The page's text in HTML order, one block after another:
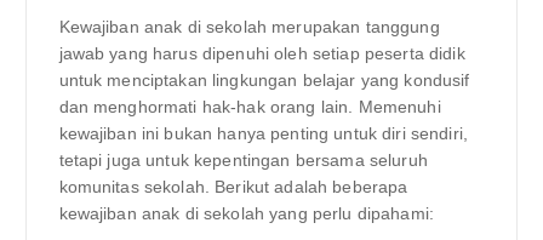
Kewajiban anak di sekolah merupakan tanggung
jawab yang harus dipenuhi oleh setiap peserta didik
untuk menciptakan lingkungan belajar yang kondusif
dan menghormati hak-hak orang lain. Memenuhi
kewajiban ini bukan hanya penting untuk diri sendiri,
tetapi juga untuk kepentingan bersama seluruh
komunitas sekolah. Berikut adalah beberapa
kewajiban anak di sekolah yang perlu dipahami: